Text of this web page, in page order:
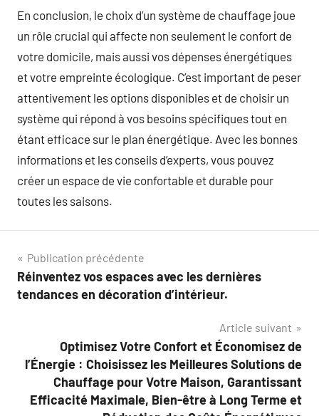
En conclusion, le choix d’un système de chauffage joue
un rôle crucial qui affecte non seulement le confort de
votre domicile, mais aussi vos dépenses énergétiques
et votre empreinte écologique. C’est important de peser
attentivement les options disponibles et de choisir un
système qui répond à vos besoins spécifiques tout en
étant efficace sur le plan énergétique. Avec les bonnes
informations et les conseils d’experts, vous pouvez
créer un espace de vie confortable et durable pour
toutes les saisons.
Navigation
de
Publication précédente
Réinventez vos espaces avec les dernières
tendances en décoration d’intérieur.
Article suivant
Optimisez Votre Confort et Économisez de
l’Énergie : Choisissez les Meilleures Solutions de
Chauffage pour Votre Maison, Garantissant
Efficacité Maximale, Bien-être à Long Terme et